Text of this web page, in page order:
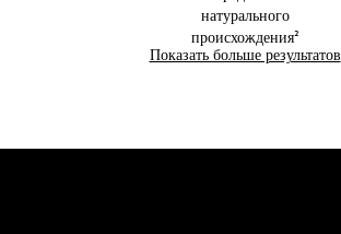
натурального
происхождения²
Показать больше результатов